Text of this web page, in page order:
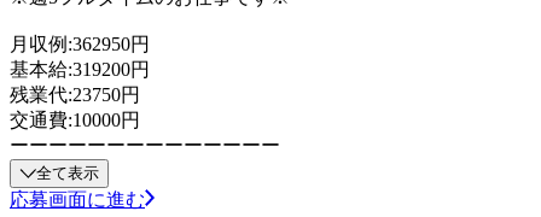
月収例:362950円
基本給:319200円
残業代:23750円
交通費:10000円
ーーーーーーーーーーーーーー
全て表示
応募画面に進む